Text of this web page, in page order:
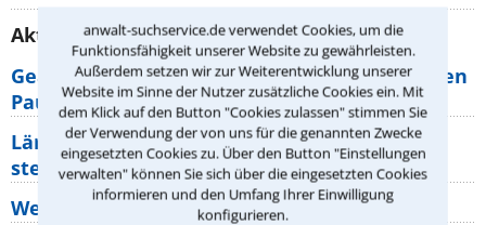
anwalt-suchservice.de verwendet Cookies, um die
Funktionsfähigkeit unserer Website zu gewährleisten.
Außerdem setzen wir zur Weiterentwicklung unserer
Website im Sinne der Nutzer zusätzliche Cookies ein. Mit
dem Klick auf den Button "Cookies zulassen" stimmen Sie
der Verwendung der von uns für die genannten Zwecke
eingesetzten Cookies zu. Über den Button "Einstellungen
verwalten" können Sie sich über die eingesetzten Cookies
informieren und den Umfang Ihrer Einwilligung
konfigurieren.
Aktuelle Rechtstipps unserer Redaktion
Geänderte Abflugzeiten: Welche Rechte haben
Pauschalurlauber?
Lärm von den Nachbarn: Welche Rechte
stehen mir zu?
Wer muss Zweitwohnungssteuer zahlen?